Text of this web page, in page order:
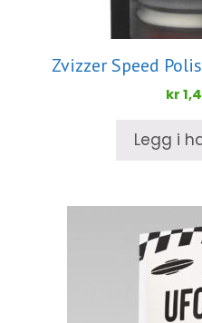
Zvizzer Speed
kr
Legg i